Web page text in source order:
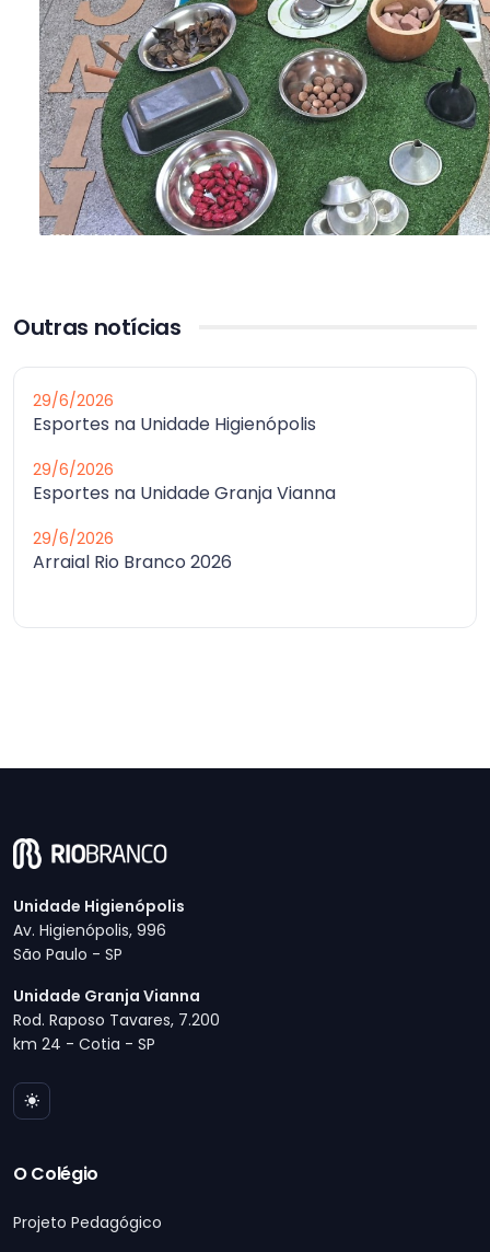
Outras notícias
29/6/2026
Esportes na Unidade Higienópolis
29/6/2026
Esportes na Unidade Granja Vianna
29/6/2026
Arraial Rio Branco 2026
Unidade Higienópolis
Av. Higienópolis, 996
São Paulo - SP
Unidade Granja Vianna
Rod. Raposo Tavares, 7.200
km 24 - Cotia - SP
O Colégio
Projeto Pedagógico